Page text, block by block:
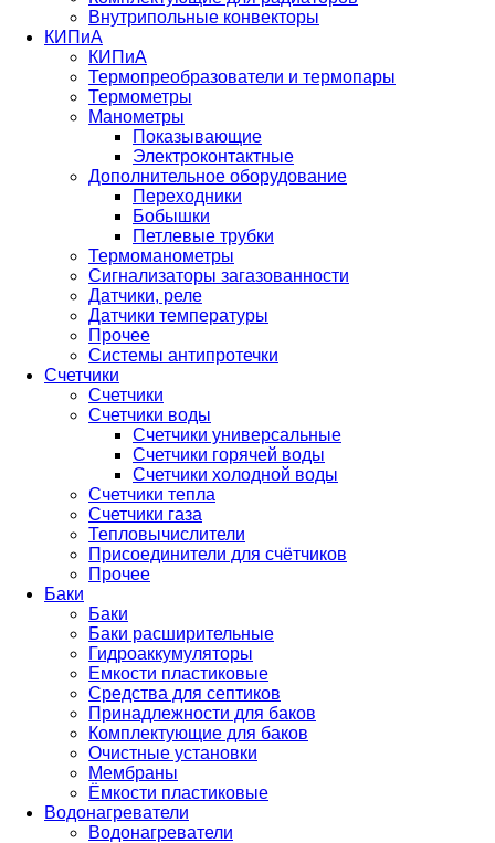
Внутрипольные конвекторы
КИПиА
КИПиА
Термопреобразователи и термопары
Термометры
Манометры
Показывающие
Электроконтактные
Дополнительное оборудование
Переходники
Бобышки
Петлевые трубки
Термоманометры
Сигнализаторы загазованности
Датчики, реле
Датчики температуры
Прочее
Системы антипротечки
Счетчики
Счетчики
Счетчики воды
Счетчики универсальные
Счетчики горячей воды
Счетчики холодной воды
Счетчики тепла
Счетчики газа
Тепловычислители
Присоединители для счётчиков
Прочее
Баки
Баки
Баки расширительные
Гидроаккумуляторы
Емкости пластиковые
Средства для септиков
Принадлежности для баков
Комплектующие для баков
Очистные установки
Мембраны
Ёмкости пластиковые
Водонагреватели
Водонагреватели